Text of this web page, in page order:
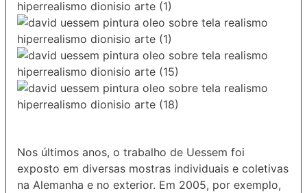
Nos últimos anos, o trabalho de Uessem foi
exposto em diversas mostras individuais e coletivas
na Alemanha e no exterior. Em 2005, por exemplo,